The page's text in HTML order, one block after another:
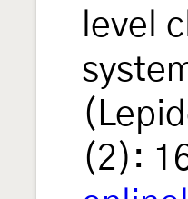
level
(2):